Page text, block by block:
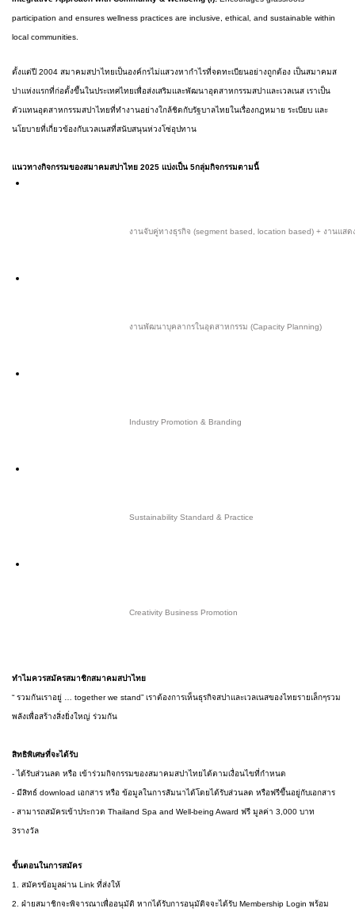
participation and ensures wellness practices are inclusive, ethical, and sustainable within
local communities.
ตั้งแต่ปี 2004 สมาคมสปาไทยเป็นองค์กรไม่แสวงหากำไรที่จดทะเบียนอย่างถูกต้อง เป็นสมาคมส
ปาแห่งแรกที่ก่อตั้งขึ้นในประเทศไทยเพื่อส่งเสริมและพัฒนาอุตสาหกรรมสปาและเวลเนส เราเป็น
ตัวแทนอุตสาหกรรมสปาไทยที่ทำงานอย่างใกล้ชิดกับรัฐบาลไทยในเรื่องกฎหมาย ระเบียบ และ
นโยบายที่เกี่ยวข้องกับเวลเนสที่สนับสนุนห่วงโซ่อุปทาน
แนวทางกิจกรรมของสมาคมสปาไทย 2025 แบ่งเป็น 5กลุ่มกิจกรรมตามนี้
งานจับคู่ทางธุรกิจ (segment based, location based) + งานแส
งานพัฒนาบุคลากรในอุตสาหกรรม (Capacity Planning)
Industry Promotion & Branding
Sustainability Standard & Practice
Creativity Business Promotion
ทำไมควรสมัครสมาชิกสมาคมสปาไทย
“ รวมกันเราอยู่ … together we stand” เราต้องการเห็นธุรกิจสปาและเวลเนสของไทยรายเล็กๆรวม
พลังเพื่อสร้างสิ่งยิ่งใหญ่ ร่วมกัน
สิทธิพิเศษที่จะได้รับ
- ได้รับส่วนลด หรือ เข้าร่วมกิจกรรมของสมาคมสปาไทยได้ตามเงื่อนไขที่กำหนด
- มีสิทธ์ download เอกสาร หรือ ข้อมูลในการสัมนาได้โดยได้รับส่วนลด หรือฟรีขึ้นอยู่กับเอกสาร
- สามารถสมัครเข้าประกวด Thailand Spa and Well-being Award ฟรี มูลค่า 3,000 บาท
3รางวัล
ขั้นตอนในการสมัคร
1. สมัครข้อมูลผ่าน Link ที่ส่งให้
2. ฝ่ายสมาชิกจะพิจารณาเพื่ออนุมัติ หากได้รับการอนุมัติจจะได้รับ Membership Login พร้อม